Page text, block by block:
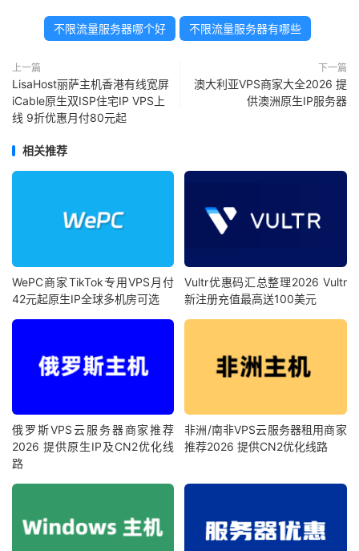
不限流量服务器哪个好 不限流量服务器有哪些
上一篇
LisaHost丽萨主机香港有线宽屏
iCable原生双ISP住宅IP VPS上
线 9折优惠月付80元起
下一篇
澳大利亚VPS商家大全2026 提
供澳洲原生IP服务器
相关推荐
WePC商家TikTok专用VPS月付
42元起原生IP全球多机房可选
Vultr优惠码汇总整理2026 Vultr
新注册充值最高送100美元
俄罗斯VPS云服务器商家推荐
2026 提供原生IP及CN2优化线
路
非洲/南非VPS云服务器租用商家
推荐2026 提供CN2优化线路